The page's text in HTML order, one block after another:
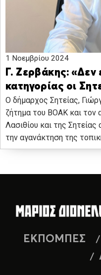
1 Νοεμβρίου 2024
Γ. Ζερβάκης: «Δεν
κατηγορίας οι
Ο δήμαρχος Σητείας,
ζήτημα του ΒΟΑΚ και τον
Λασιθίου και της
την αγανάκτηση της
ΕΚΠΟΜΠΕΣ